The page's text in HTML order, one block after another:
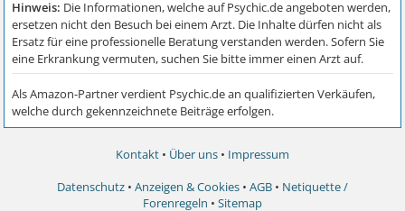
Kontakt • Über uns • Impressum
Datenschutz • Anzeigen & Cookies • AGB • Netiquette /
Forenregeln • Sitemap